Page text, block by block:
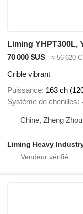
Liming YHPT300L,
70 000 $US
≈ 56 620
Crible vibrant
Puissance 163 ch
Système de chenilles
Chine, Zheng
Liming Heavy